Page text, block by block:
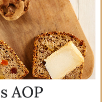
AOP